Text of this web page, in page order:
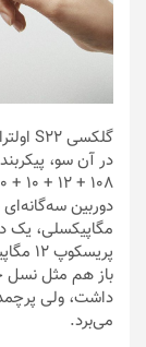
گلکسی S22 اولترا
می‌برد.